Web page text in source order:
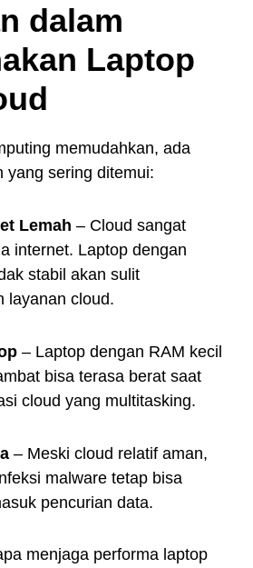
dalam
Laptop
memudahkan, ada
yang sering ditemui:
Lemah – Cloud sangat
internet. Laptop dengan
stabil akan sulit
layanan cloud.
– Laptop dengan RAM kecil
bisa terasa berat saat
cloud yang multitasking.
– Meski cloud relatif aman,
malware tetap bisa
pencurian data.
menjaga performa laptop